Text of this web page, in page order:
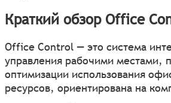
Краткий обзор Office
Office Control — это система
управления рабочими местами,
оптимизации использования
ресурсов, ориентирована на